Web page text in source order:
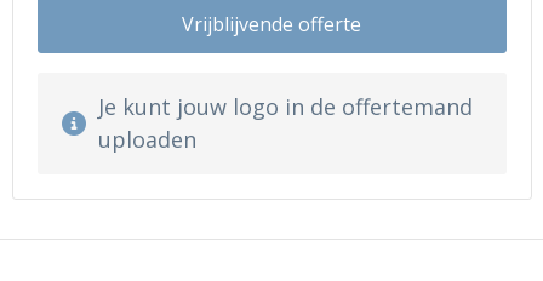
Vrijblijvende offerte
Je kunt jouw logo in de offertemand
uploaden